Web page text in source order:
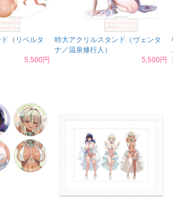
（リベルタ
5,500円
特大アクリルスタンド（ヴェンタ
ナ／温泉修行人）
5,500円